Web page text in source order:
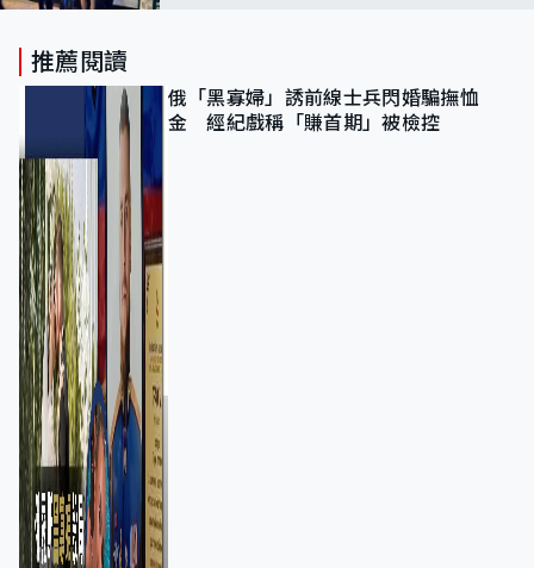
推薦閱讀
俄「黑寡婦」誘前線士兵閃婚騙撫恤
金 經紀戲稱「賺首期」被檢控